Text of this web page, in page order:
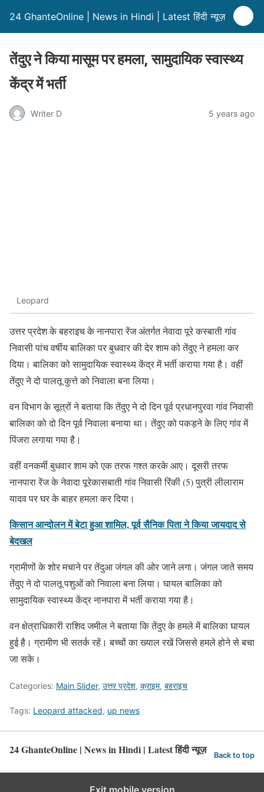
24 GhanteOnline | News in Hindi | Latest हिंदी न्यूज़
तेंदुए ने किया मासूम पर हमला, सामुदायिक स्वास्थ्य
केंद्र में भर्ती
Writer D 5 years ago
Leopard
उत्तर प्रदेश के बहराइच के नानपारा रेंज अंतर्गत नेवादा पूरे कस्बाती गांव
निवासी पांच वर्षीय बालिका पर बुधवार की देर शाम को तेंदुए ने हमला कर
दिया। बालिका को सामुदायिक स्वास्थ्य केंद्र में भर्ती कराया गया है। वहीं
तेंदुए ने दो पालतू कुत्ते को निवाला बना लिया।
वन विभाग के सूत्रों ने बताया कि तेंदुए ने दो दिन पूर्व प्रधानपुरवा गांव निवासी
बालिका को दो दिन पूर्व निवाला बनाया था। तेंदुए को पकड़ने के लिए गांव में
पिंजरा लगाया गया है।
वहीं वनकर्मी बुधवार शाम को एक तरफ गश्त करके आए। दूसरी तरफ
नानपारा रेंज के नेवादा पूरेकासबाती गांव निवासी रिंकी (5) पुत्री लीलाराम
यादव पर घर के बाहर हमला कर दिया।
किसान आन्दोलन में बेटा हुआ शामिल, पूर्व सैनिक पिता ने किया जायदाद से
बेदखल
ग्रामीणों के शोर मचाने पर तेंदुआ जंगल की ओर जाने लगा। जंगल जाते समय
तेंदुए ने दो पालतू पशुओं को निवाला बना लिया। घायल बालिका को
सामुदायिक स्वास्थ्य केंद्र नानपारा में भर्ती कराया गया है।
वन क्षेत्राधिकारी राशिद जमील ने बताया कि तेंदुए के हमले में बालिका घायल
हुई है। ग्रामीण भी सतर्क रहें। बच्चों का ख्याल रखें जिससे हमले होने से बचा
जा सके।
Categories: Main Slider, उत्तर प्रदेश, क्राइम, बहराइच
Tags: Leopard attacked, up news
24 GhanteOnline | News in Hindi | Latest हिंदी न्यूज़ Back to top
Exit mobile version